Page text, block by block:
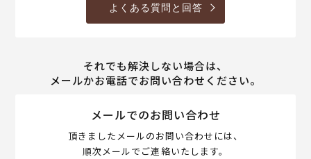
よくある質問と回答
それでも解決しない場合は、
メールかお電話でお問い合わせください。
メールでのお問い合わせ
頂きましたメールのお問い合わせには、
順次メールでご連絡いたします。